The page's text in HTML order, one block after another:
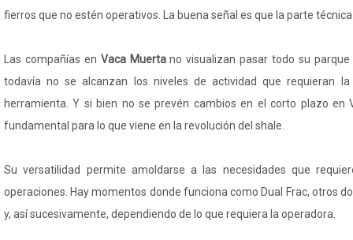
fierros que no estén operativos. La buena señal es que la parte
Las compañías en Vaca Muertano visualizan pasar todo su parque
todavía no se alcanzan los niveles de actividad que requieran
herramienta. Y si bien no se prevén cambios en el corto plazo en
fundamental para lo que viene en la revolución del shale.
Su versatilidad permite amoldarse a las necesidades que
operaciones. Hay momentos donde funciona como Dual Frac, otros
y, así sucesivamente, dependiendo de lo que requiera la operadora.